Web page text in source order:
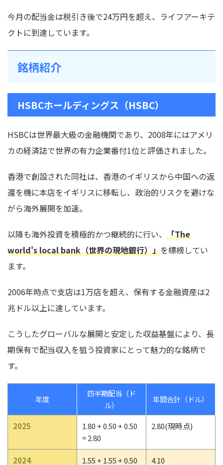
今月の配当金は税引き後で24万円を超え、ライフアーキテ
クトに到達しています。
銘柄紹介
HSBCホールディングス（HSBC）
HSBCは世界最大級の金融機関であり、2008年にはアメリ
カの経済誌で世界の有力企業番付1位と評価されました。
香港で創設された同社は、香港のイギリスから中国への返
還を機に本店をイギリスに移転し、政治的リスクを避けな
がら海外展開を加速。
以降も海外投資を積極的かつ継続的に行い、 「The
world's local bank（世界の現地銀行）」を標榜してい
ます。
2006年時点で支店は1万店を超え、保有する金融資産は2
兆ドル以上に達しています。
こうしたグローバルな展開と安定した収益基盤により、長
期保有で配当収入を狙う投資家にとって魅力的な銘柄で
す。
年度
四半期配当（ド
ル）
年間合計（ドル）
2025
1.80 + 0.50 + 0.50
= 2.80
2.80(現時点)
2024 1.55 + 1.55 + 0.50 4.10